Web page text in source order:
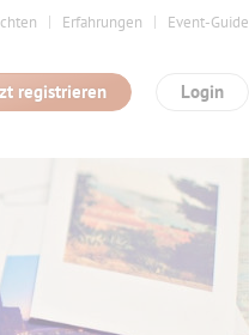
Erfahrungen Event-Guide
Login
registrieren